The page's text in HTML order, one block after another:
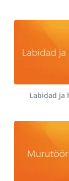
Labidad ja